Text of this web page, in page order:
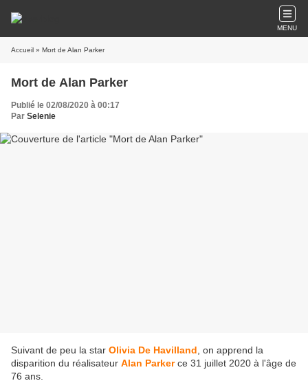
MENU
Accueil » Mort de Alan Parker
Mort de Alan Parker
Publié le 02/08/2020 à 00:17
Par Selenie
Suivant de peu la star Olivia De Havilland , on apprend la
disparition du réalisateur Alan Parkerce 31 juillet 2020 à l'âge de
76 ans.